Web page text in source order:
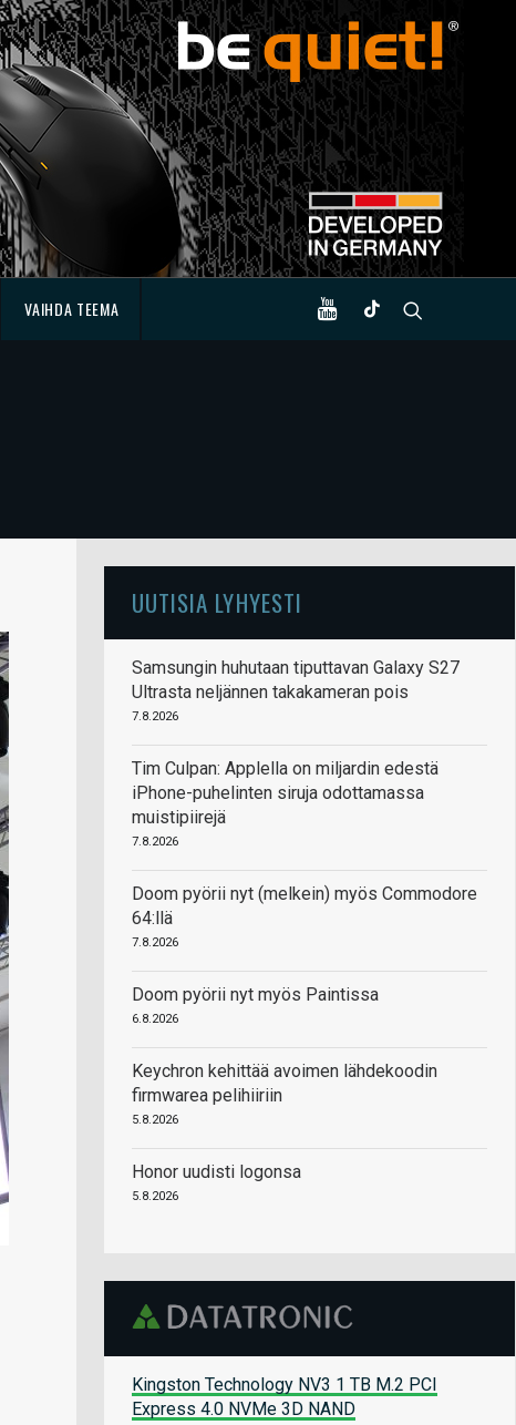
VAIHDA TEEMA
UUTISIA LYHYESTI
Samsungin huhutaan tiputtavan Galaxy S27
Ultrasta neljännen takakameran pois
7.8.2026
Tim Culpan: Applella on miljardin edestä
iPhone-puhelinten siruja odottamassa
muistipiirejä
7.8.2026
Doom pyörii nyt (melkein) myös Commodore
64:llä
7.8.2026
Doom pyörii nyt myös Paintissa
6.8.2026
Keychron kehittää avoimen lähdekoodin
firmwarea pelihiiriin
5.8.2026
Honor uudisti logonsa
5.8.2026
Kingston Technology NV3 1 TB M.2 PCI
Express 4.0 NVMe 3D NAND